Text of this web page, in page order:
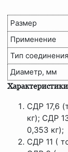
Размер
Применение
Тип соединения
Диаметр, мм
СДР 17,6
кг); СДР
0,353 кг);
СДР 11 (